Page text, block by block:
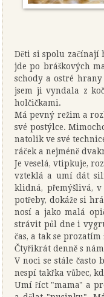
Děti si spolu začínají
jde po bráškových
schody a ostré
jsem ji vyndala z
holčičkami.
Má pevný režim a
své postýlce.
natolik ve své
ráček a nejméně
Je veselá, vtipkuje,
vzteklá a umí dát
klidná, přemýšlivá,
potřeby, dokáže si
nosí a jako malá
strávit půl dne i
čas, a tak se
Čtyřikrát denně s
V noci se stále často
nespí takřka vůbec,
Umí říct "mama" a